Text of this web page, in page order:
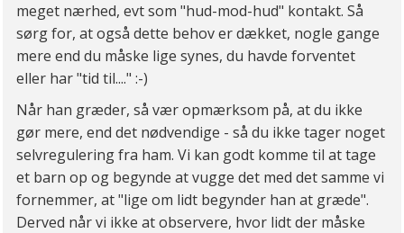
meget nærhed, evt som "hud-mod-hud" kontakt. Så
sørg for, at også dette behov er dækket, nogle gange
mere end du måske lige synes, du havde forventet
eller har "tid til...." :-)
Når han græder, så vær opmærksom på, at du ikke
gør mere, end det nødvendige - så du ikke tager noget
selvregulering fra ham. Vi kan godt komme til at tage
et barn op og begynde at vugge det med det samme vi
fornemmer, at "lige om lidt begynder han at græde".
Derved når vi ikke at observere, hvor lidt der måske